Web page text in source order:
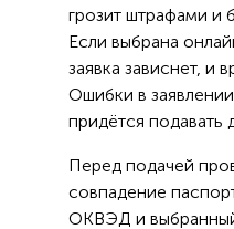
грозит штрафами и
Если выбрана
заявка зависнет, и
Ошибки в
придётся подавать
Перед подачей
совпадение
ОКВЭД и